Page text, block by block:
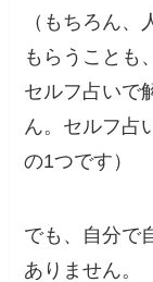
（もちろん
もらうことも
セルフ占いで
ん。セルフ占
の1つです）
でも、自分で
ありません。